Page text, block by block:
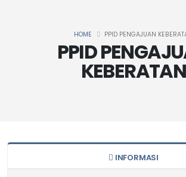
PPID
KEBERATAN
HOME PPID PENGAJUAN
INFORMASI